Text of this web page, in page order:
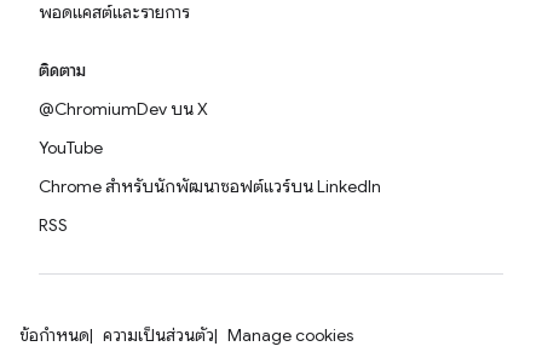
พอดแคสต์และรายการ
ติดตาม
@ChromiumDev บน X
YouTube
Chrome สำหรับนักพัฒนาซอฟต์แวร์บน LinkedIn
RSS
ข้อกำหนด ความเป็นส่วนตัว Manage cookies